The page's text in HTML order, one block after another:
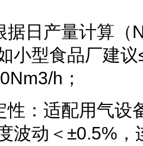
据日产量计算（
小型食品厂建
h；
性：适配用气设
波动＜±0.5%